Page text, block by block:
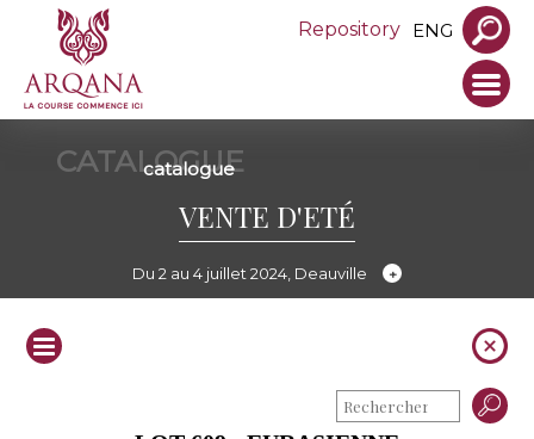
Repository ENG
CATALOGUE
catalogue
VENTE D'ETÉ
Du 2 au 4 juillet 2024, Deauville